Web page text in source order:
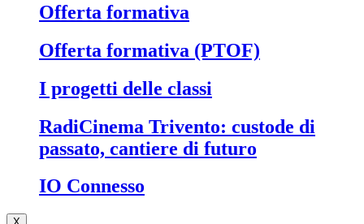
Offerta formativa
Offerta formativa (PTOF)
I progetti delle classi
RadiCinema Trivento: custode di
passato, cantiere di futuro
IO Connesso